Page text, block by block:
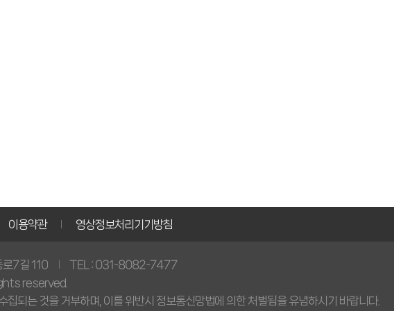
이용약관 영상정보처리 기기방침
로7길 110 TEL : 031-8082-7477
reserved.
집되는 것을 거부하며, 이를 위반시 정보통신망법에 의한 처벌됨을 유념하시기 바랍니다.